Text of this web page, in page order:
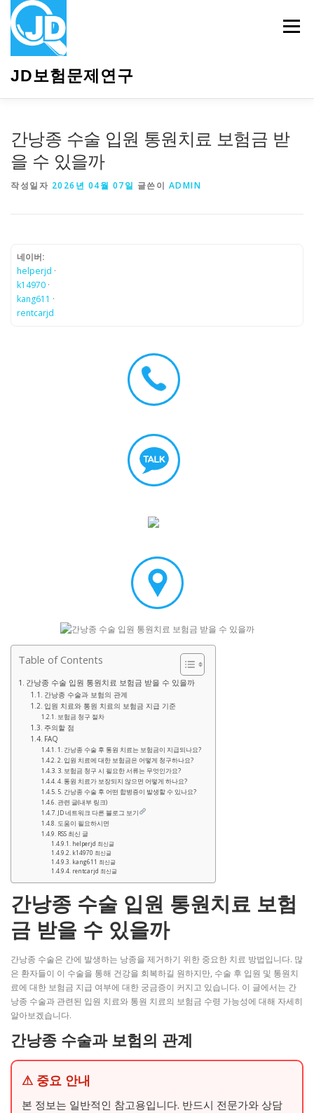
JD보험문제연구
메뉴
간낭종 수술 입원 통원치료 보험금 받
을 수 있을까
작성일자 2026년 04월 07일 글쓴이 ADMIN
네이버:
helperjd ·
k14970 ·
kang611 ·
rentcarjd
Table of Contents
간낭종 수술 입원 통원치료 보험금 받을 수 있을까
간낭종 수술과 보험의 관계
입원 치료와 통원 치료의 보험금 지급 기준
보험금 청구 절차
주의할 점
FAQ
1. 간낭종 수술 후 통원 치료는 보험금이 지급되나요?
2. 입원 치료에 대한 보험금은 어떻게 청구하나요?
3. 보험금 청구 시 필요한 서류는 무엇인가요?
4. 통원 치료가 보장되지 않으면 어떻게 하나요?
5. 간낭종 수술 후 어떤 합병증이 발생할 수 있나요?
관련 글(내부 링크)
JD 네트워크 다른 블로그 보기
도움이 필요하시면
RSS 최신 글
helperjd 최신글
k14970 최신글
kang611 최신글
rentcarjd 최신글
간낭종 수술 입원 통원치료 보험
금 받을 수 있을까
간낭종 수술은 간에 발생하는 낭종을 제거하기 위한 중요한 치료 방법입니다. 많
은 환자들이 이 수술을 통해 건강을 회복하길 원하지만, 수술 후 입원 및 통원치
료에 대한 보험금 지급 여부에 대한 궁금증이 커지고 있습니다. 이 글에서는 간
낭종 수술과 관련된 입원 치료와 통원 치료의 보험금 수령 가능성에 대해 자세히
알아보겠습니다.
간낭종 수술과 보험의 관계
⚠ 중요 안내
본 정보는 일반적인 참고용입니다. 반드시 전문가와 상담